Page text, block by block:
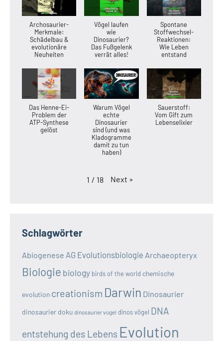
Archosaurier-
Merkmale:
Schädelbau &
evolutionäre
Neuheiten
Vögel laufen
wie
Dinosaurier?
Das Fußgelenk
verrät alles!
Spontane
Stoffwechsel-
Reaktionen:
Wie Leben
entstand
Das Henne-Ei-
Problem der
ATP-Synthese
gelöst
Warum Vögel
echte
Dinosaurier
sind (und was
Kladogramme
damit zu tun
haben)
Sauerstoff:
Vom Gift zum
Lebenselixier
1 / 18 Next »
Schlagwörter
Abiogenese AG Evolutionsbiologie Archaeopteryx
Biologie biology birds of the world chemische
evolution creationism Darwin Dinosaurier
dinosaurier doku dinosaurier vogel dinos vögel DNA
entstehung des Lebens Evolution